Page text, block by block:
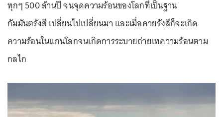
ทุกๆ 500 ล้านปี จนจุดความร้อนของโลกที่เป็นฐาน
กัมมันตรังสี เปลี่ยนไปเปลี่ยนมา และเมื่อคายรังสีก็จะเกิด
ความร้อนในแกนโลกจนเกิดการระบายถ่ายเทความร้อนตาม
กลไก